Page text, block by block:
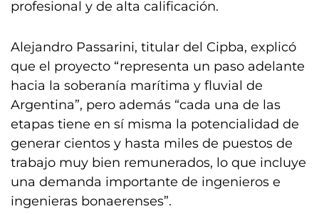
profesional y de alta calificación.
Alejandro Passarini, titular del Cipba, explicó
que el proyecto “representa un paso adelante
hacia la soberanía marítima y fluvial de
Argentina”, pero además “cada una de las
etapas tiene en sí misma la potencialidad de
generar cientos y hasta miles de puestos de
trabajo muy bien remunerados, lo que incluye
una demanda importante de ingenieros e
ingenieras bonaerenses”.